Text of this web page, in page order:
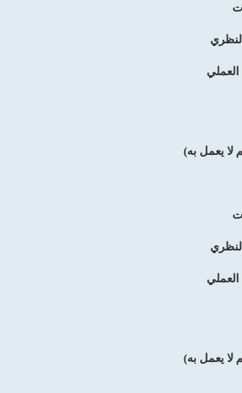
العملي
لا يعمل به)
العملي
لا يعمل به)